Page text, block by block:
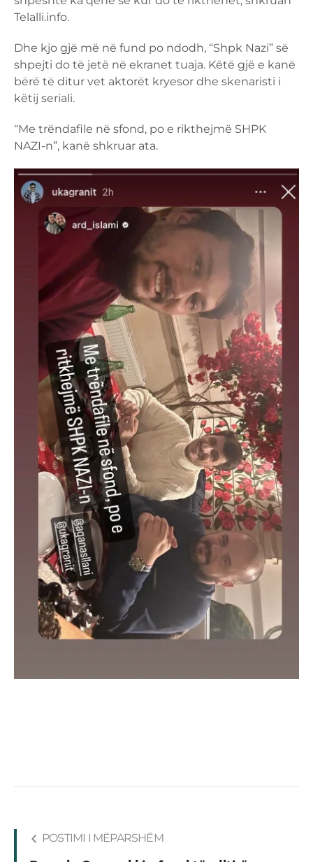
Telalli.info.
Dhe kjo gjë më në fund po ndodh, “Shpk Nazi” së
shpejti do të jetë në ekranet tuaja. Këtë gjë e kanë
bërë të ditur vet aktorët kryesor dhe skenaristi i
këtij seriali.
“Me trëndafile në sfond, po e rikthejmë SHPK
NAZI-n”, kanë shkruar ata.
POSTIMI I MËPARSHËM